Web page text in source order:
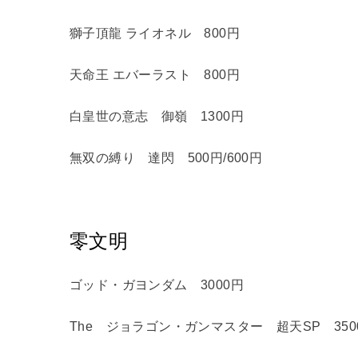
獅子頂龍 ライオネル 800円
天命王 エバーラスト 800円
白皇世の意志 御嶺 1300円
無双の縛り 達閃 500円/600円
零文明
ゴッド・ガヨンダム 3000円
The ジョラゴン・ガンマスター 超天SP